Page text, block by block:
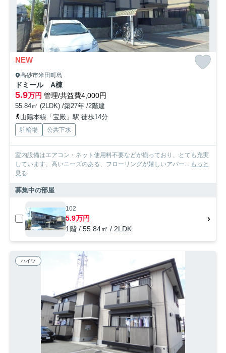
NEW
高砂市米田町島
ドミール A棟
5.9万円 管理/共益費4,000円
55.84㎡ (2LDK) /築27年 /2階建
山陽本線「宝殿」駅 徒歩14分
駐輪場 公共下水
室内設備はエアコン・ネット使用料不要などが揃っており、とても充実
しています。高いニーズのある、フローリングが嬉しいアパー... もっと
見る
募集中の部屋
102
5.9万円
1階 / 55.84㎡ / 2LDK
ハイツ